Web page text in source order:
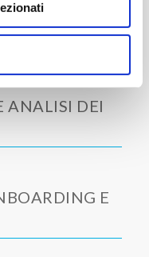
ANALISI DEI
E